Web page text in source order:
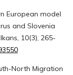
European model
and Slovenia
10(3), 265-
North Migration